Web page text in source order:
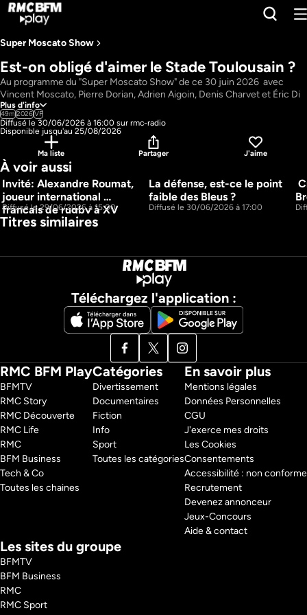
Super Moscato Show ​
Est-on obligé d'aimer le Stade Toulousain ?
Au programme du "Super Moscato Show" de ce 30 juin 2026  avec
Vincent Moscato, Pierre Dorian, Adrien Aigoin, Denis Charvet et Éric Di
Meco : Est-on obligé d'aimer le Stade Toulousain ? ; Moscazap ; Le
journal moyen 2ème édition.
Pays : France
Présentateur :
Vincent Moscato, Pierre Dorian, Adrien Aigoin, Denis
Charvet, Éric Di Meco
Plus d'info
49m2026VF
Diffusé le 30/06/2026 à 16:00 sur rmc-radio
Disponible jusqu'au 25/08/2026
Ma liste Partager J'aime
À voir aussi
53m
Invité: Alexandre Roumat,
joueur international
français de rugby à XV
Diffusé le 29/06/2026 à 15:00
48m
La défense, est-ce le point
faible des Bleus ?
Diffusé le 30/06/2026 à 17:00
Titres similaires
Téléchargez l'application :
RMC BFM Play
BFMTV
RMC Story
RMC Découverte
RMC Life
RMC
BFM Business
Tech & Co
Toutes les chaines
Catégories
Divertissement
Documentaires
Fiction
Info
Sport
Toutes les catégories
En savoir plus
Mentions légales
Données Personnelles
CGU
J'exerce mes droits
Les Cookies
Consentements
Accessibilité : non conforme
Recrutement
Devenez annonceur
Jeux-Concours
Aide & contact
Les sites du groupe
BFMTV
BFM Business
RMC
RMC Sport